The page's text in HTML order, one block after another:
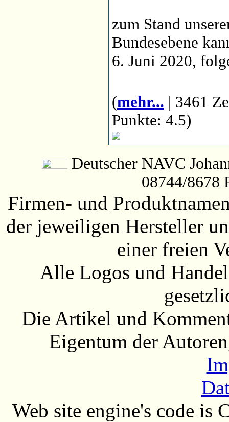
zum Stand
Bundesebene
6. Juni 2020,
(mehr... | 3461
Punkte: 4.5)
Deutscher NAVC
08744/8678
Firmen- und
der jeweiligen Hersteller
einer freien
Alle Logos und
Die Artikel und
Eigentum der
Web site engine's code